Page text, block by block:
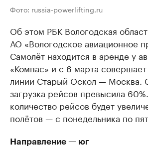
Фото: russia-powerlifting.ru
Об этом РБК Вологодская
АО «Вологодское авиационное
Самолёт находится в аренде у
«Компас» и с 6 марта
линии Старый Оскол — Москва.
загрузка рейсов превысила
количество рейсов будет
полётов — с понедельника по
Направление — юг